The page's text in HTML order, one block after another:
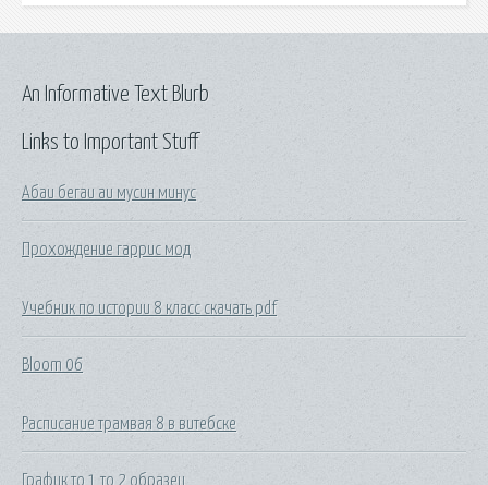
Links to Important Stuff
Абаи бегаи аи мусин минус
Прохождение гаррис мод
Учебник по истории 8 класс скачать pdf
Bloom 06
Расписание трамвая 8 в витебске
График то 1 то 2 образец
An Informative Text Blurb